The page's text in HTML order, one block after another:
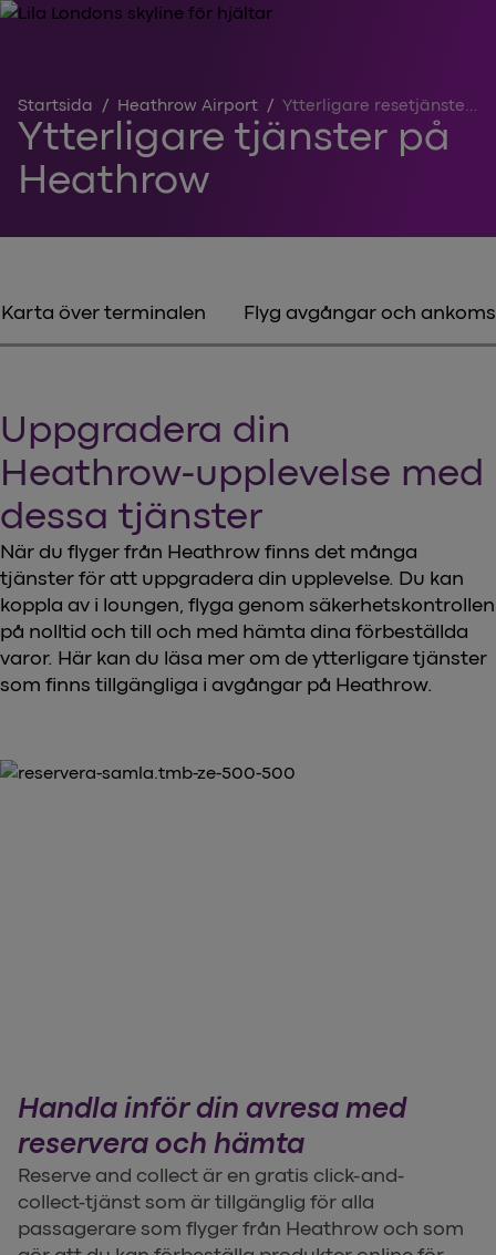
Startsida / Heathrow Airport / Ytterligare resetjänster på Heathrow
Ytterligare tjänster på
Heathrow
Karta över terminalen Flyg avgångar och
Uppgradera din
Heathrow-upplevelse med
dessa tjänster
När du flyger från Heathrow finns det många
tjänster för att uppgradera din upplevelse. Du kan
koppla av i loungen, flyga genom säkerhetskontrollen
på nolltid och till och med hämta dina förbeställda
varor. Här kan du läsa mer om de ytterligare tjänster
som finns tillgängliga i avgångar på Heathrow.
Handla inför din avresa med
reservera och hämta
Reserve and collect är en gratis click-and-
collect-tjänst som är tillgänglig för alla
passagerare som flyger från Heathrow och som